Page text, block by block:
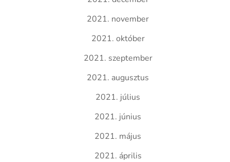
2021. november
2021. október
2021. szeptember
2021. augusztus
2021. július
2021. június
2021. május
2021. április